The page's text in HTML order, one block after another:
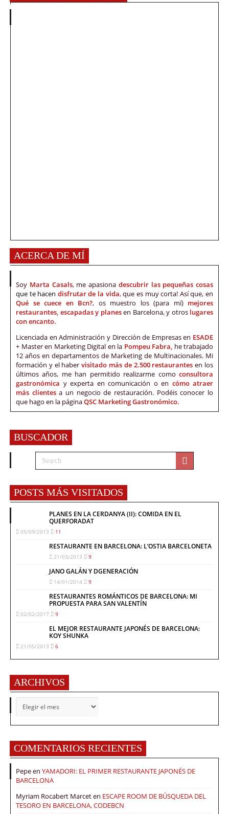
ACERCA DE MÍ
Soy Marta Casals, me apasiona descubrir las pequeñas cosas
que te hacen disfrutar de la vida,que es muy corta! Así que, en
Qué se cuece en Bcn?, os muestro los (para mí) mejores
restaurantes, escapadas y planesen Barcelona, y otros lugares
con encanto.
Licenciada en Administración y Dirección de Empresas en ESADE
+ Master en Marketing Digital en la Pompeu Fabra, he trabajado
12 años en departamentos de Marketing de Multinacionales. Mi
formación y el habervisitado más de 2.500 restaurantes en los
últimos años, me han permitido realizarme como consultora
gastronómica y experta en comunicación o en cómo atraer
más clientes a un negocio de restauración. Podéis conocer lo
que hago en la páginaQSC Marketing Gastronómico.
BUSCADOR
POSTS MÁS VISITADOS
PLANES EN LA CERDANYA (II): COMIDA EN EL
QUERFORADAT
05/09/2013 11
RESTAURANTE EN BARCELONA: L’OSTIA BARCELONETA
21/03/2013 9
JANO GALÁN Y DGENERACIÓN
14/01/2014 9
RESTAURANTES ROMÁNTICOS DE BARCELONA: MI
PROPUESTA PARA SAN VALENTÍN
02/02/2017 9
EL MEJOR RESTAURANTE JAPONÉS DE BARCELONA:
KOY SHUNKA
21/05/2013 6
ARCHIVOS
ARCHIVOS
COMENTARIOS RECIENTES
Pepeen YAMADORI: EL PRIMER RESTAURANTE JAPONÉS DE
BARCELONA
Myriam Rocabert Marceten ESCAPE ROOM DE BÚSQUEDA DEL
TESORO EN BARCELONA, CODEBCN